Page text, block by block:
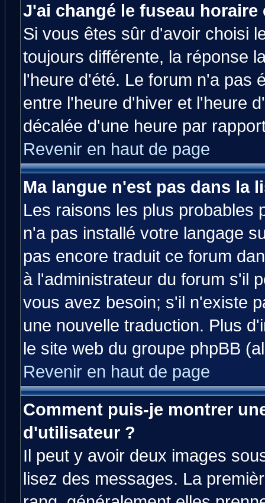
J'ai changé le fuseau
Si vous êtes sûr d'avoir choisi
toujours différente, la réponse
l'heure d'été. Le forum n'a pas
entre l'heure d'hiver et l'heure
décalée d'une heure par
Revenir en haut de page
Ma langue n'est pas dans la
Les raisons les plus probables
n'a pas installé votre langage
pas encore traduit ce forum
à l'administrateur du forum s'il
vous avez besoin; s'il n'existe
une nouvelle traduction. Plus
le site web du groupe phpBB
Revenir en haut de page
Comment puis-je montrer
d'utilisateur ?
Il peut y avoir deux images
lisez des messages. La